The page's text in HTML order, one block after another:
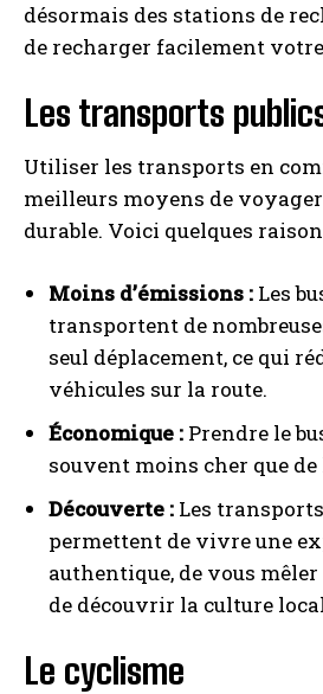
désormais des stations de
de recharger facilement
Les transports
Utiliser les transports en
meilleurs moyens de
durable. Voici quelques
Moins d’émissions : Les
transportent de
seul déplacement, ce qui
véhicules sur la route.
Économique : Prendre le
souvent moins cher que
Découverte : Les
permettent de vivre une
authentique, de vous
de découvrir la culture
Le cyclisme